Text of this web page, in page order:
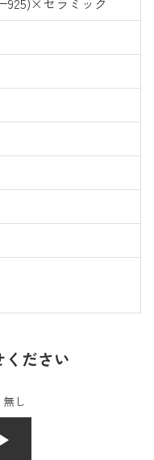
ださい
し